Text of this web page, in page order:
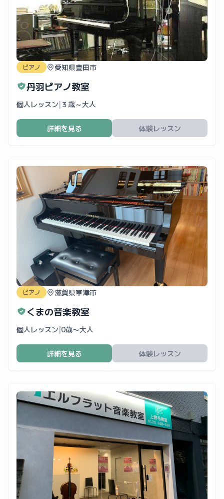
ピアノ 愛知県豊田市
丹羽ピアノ教室
個人レッスン| ３歳～大人
詳細を見る 体験レッスン
ピアノ 滋賀県草津市
くまの音楽教室
個人レッスン|0歳〜大人
詳細を見る 体験レッスン